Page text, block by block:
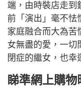
端，由時裝店走到
前「演出」毫不怯
家庭融合而大為苦
女無盡的愛，一切
閉症的繼女，也幸
睇準網上購